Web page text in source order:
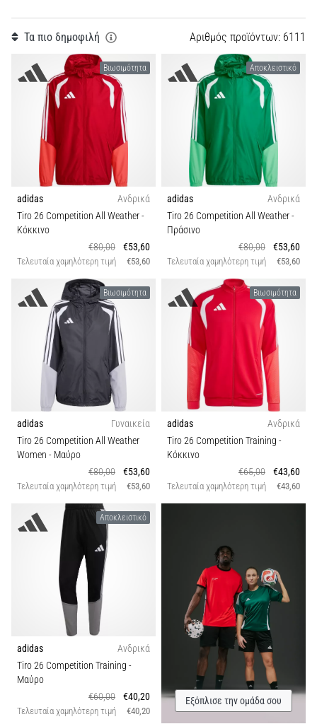
όλων
άρθρων
Μέγεθος
Teamsales
Σύλλογοι
Συλλογή
Είδος προπόνησης
Εφαρμογή
Θέση
Αθλητισμός
Τα πιο δημοφιλή Αριθµός προϊόντων: 6111
Βιωσιμότητα
adidas
Ανδρικά
Tiro 26 Competition All Weather-
Κόκκινο
€80,00
€53,60
Τελευταία χαμηλότερη τιμή €53,60
Αποκλειστικό
adidas
Ανδρικά
Tiro 26 Competition All Weather-
Πράσινο
€80,00
€53,60
Τελευταία χαμηλότερη τιμή €53,60
Βιωσιμότητα
adidas
Γυναικεία
Tiro 26 Competition All Weather
Women - Μαύρο
€80,00
€53,60
Τελευταία χαμηλότερη τιμή €53,60
Βιωσιμότητα
adidas
Ανδρικά
Tiro 26 Competition Training -
Κόκκινο
€65,00
€43,60
Τελευταία χαμηλότερη τιμή €43,60
Αποκλειστικό
adidas
Ανδρικά
Tiro 26 Competition Training -
Μαύρο
€60,00
€40,20
Τελευταία χαμηλότερη τιμή €40,20
Εξόπλισε την ομάδα σου